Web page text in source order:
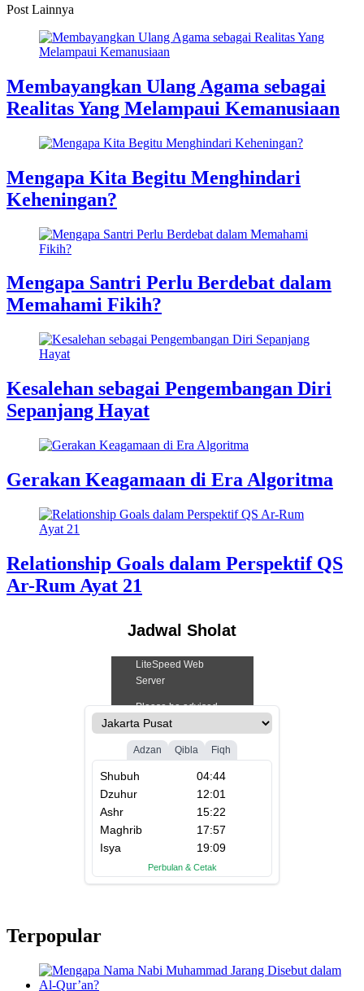
Post Lainnya
Membayangkan Ulang Agama sebagai
Realitas Yang Melampaui Kemanusiaan
Mengapa Kita Begitu Menghindari
Keheningan?
Mengapa Santri Perlu Berdebat dalam
Memahami Fikih?
Kesalehan sebagai Pengembangan Diri
Sepanjang Hayat
Gerakan Keagamaan di Era Algoritma
Relationship Goals dalam Perspektif QS
Ar-Rum Ayat 21
Jadwal Sholat
Terpopular